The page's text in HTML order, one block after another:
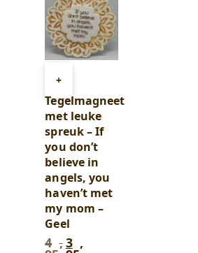
+
aan
winkelwagen
Tegelmagneet
met leuke
spreuk – If
you don’t
believe in
angels, you
haven’t met
my mom –
Geel
4 , Oorspronkelijke
3 ,